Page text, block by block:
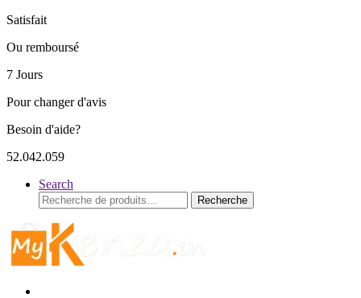
Satisfait
Ou remboursé
7 Jours
Pour changer d'avis
Besoin d'aide?
52.042.059
Search
Recherche
pour :
Recherche